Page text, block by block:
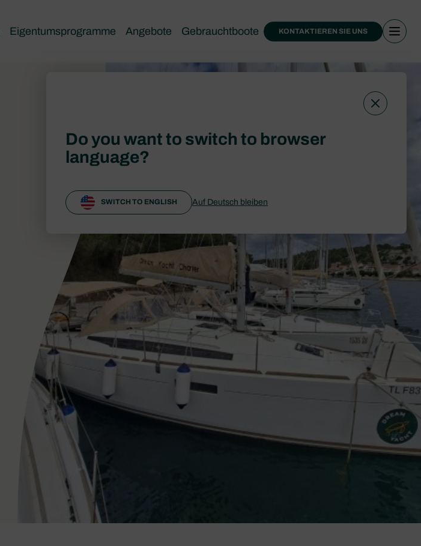
Eigentumsprogramme Angebote Gebrauchtboote KONTAKTIEREN SIE UNS
Do you want to switch to browser
language?
SWITCH TO ENGLISH Auf Deutsch bleiben